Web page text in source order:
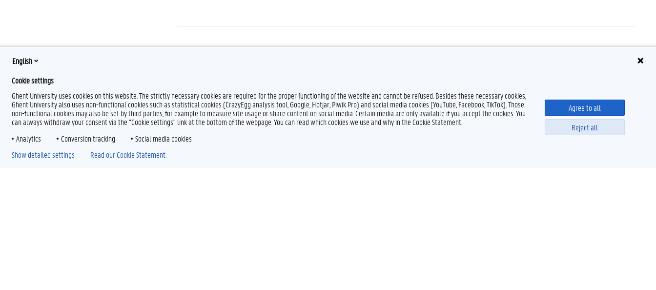
Wat als ik grensoverschrijdend gedrag meemaakte of hiervan getuige was op mijn stageplaats?
English
Cookie settings
Ghent University uses cookies on this website. The strictly necessary cookies are required for the proper functioning of the website and cannot be refused. Besides these necessary cookies,
Ghent University also uses non-functional cookies such as statistical cookies (CrazyEgg analysis tool, Google, Hotjar, Piwik Pro) and social media cookies (YouTube, Facebook, TikTok). Those
non-functional cookies may also be set by third parties, for example to measure site usage or share content on social media. Certain media are only available if you accept the cookies. You
can always withdraw your consent via the "Cookie settings" link at the bottom of the webpage. You can read which cookies we use and why in the Cookie Statement.
Analytics
Conversion tracking Social media cookies
Agree to all
Reject all
Show detailed settings Read our Cookie Statement.